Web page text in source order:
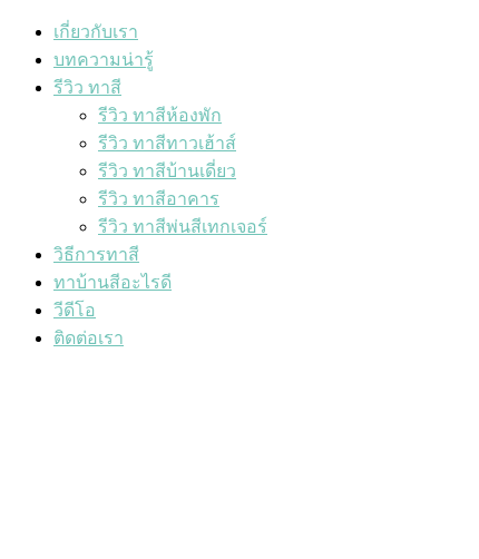
เกี่ยวกับเรา
บทความน่ารู้
รีวิว ทาสี
รีวิว ทาสีห้องพัก
รีวิว ทาสีทาวเฮ้าส์
รีวิว ทาสีบ้านเดี่ยว
รีวิว ทาสีอาคาร
รีวิว ทาสีพ่นสีเทกเจอร์
วิธีการทาสี
ทาบ้านสีอะไรดี
วีดีโอ
ติดต่อเรา